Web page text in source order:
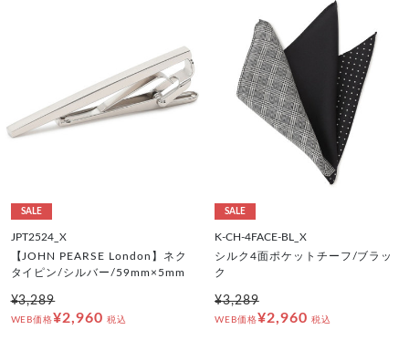
SALE
JPT2524_X
【JOHN PEARSE London】ネク
タイピン/シルバー/59mm×5mm
¥3,289
WEB価格¥2,960 税込
SALE
K-CH-4FACE-BL_X
シルク4面ポケットチーフ/ブラッ
ク
¥3,289
WEB価格¥2,960 税込